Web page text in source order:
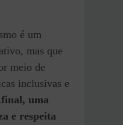
é um
mas que
meio de
inclusivas e
uma
e respeita